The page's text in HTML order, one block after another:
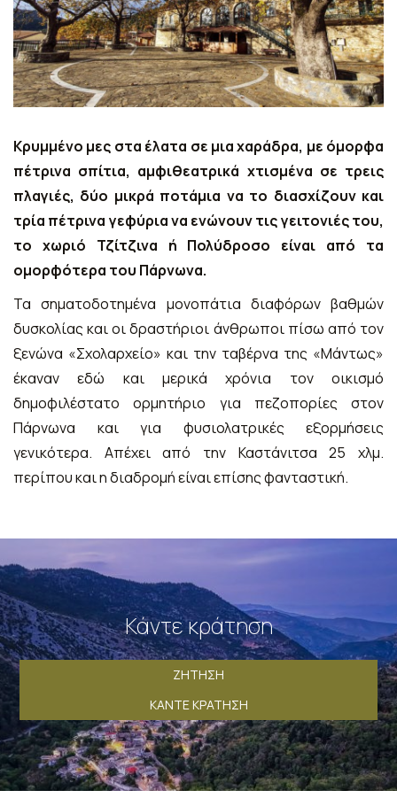
ΕΠΙΚΟΙΝΩΝΊΑ
Κρυμμένο μες στα έλατα σε μια χαράδρα, με όμορφα
πέτρινα σπίτια, αμφιθεατρικά χτισμένα σε τρεις
πλαγιές, δύο μικρά ποτάμια να το διασχίζουν και
τρία πέτρινα γεφύρια να ενώνουν τις γειτονιές του,
το χωριό Τζίτζινα ή Πολύδροσο είναι από τα
ομορφότερα του Πάρνωνα.
Τα σηματοδοτημένα μονοπάτια διαφόρων βαθμών
δυσκολίας και οι δραστήριοι άνθρωποι πίσω από τον
ξενώνα «Σχολαρχείο» και την ταβέρνα της «Μάντως»
έκαναν εδώ και μερικά χρόνια τον οικισμό
δημοφιλέστατο ορμητήριο για πεζοπορίες στον
Πάρνωνα και για φυσιολατρικές εξορμήσεις
γενικότερα. Απέχει από την Καστάνιτσα 25 χλμ.
περίπου και η διαδρομή είναι επίσης φανταστική.
Κάντε κράτηση
ΖΉΤΗΣΗ
ΚΆΝΤΕ ΚΡΆΤΗΣΗ